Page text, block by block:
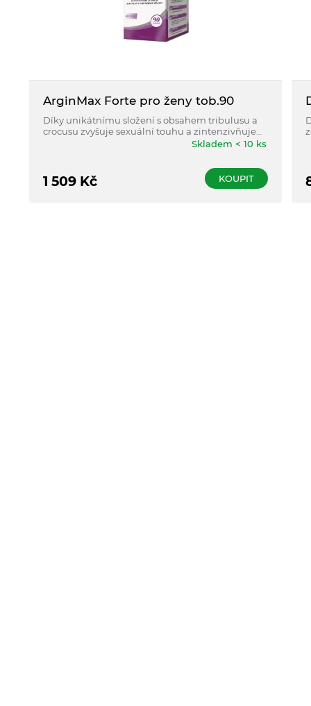
ArginMax Forte pro ženy tob.90
Díky unikátnímu složení s obsahem tribulusu a
crocusu zvyšuje sexuální touhu a zintenzivňuje
Skladem < 10 ks
1 509 Kč KOUPIT